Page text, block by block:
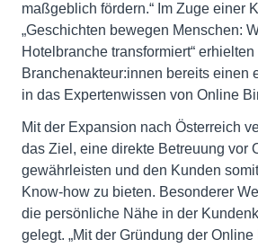
maßgeblich fördern.“ Im Zuge einer
„Geschichten bewegen Menschen:
Hotelbranche transformiert“ erhielten
Branchenakteur:innen bereits einen
in das Expertenwissen von Online
Mit der Expansion nach Österreich
das Ziel, eine direkte Betreuung vor
gewährleisten und den Kunden
Know-how zu bieten. Besonderer
die persönliche Nähe in der
gelegt. „Mit der Gründung der Online